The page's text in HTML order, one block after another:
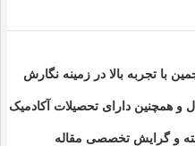
با تجربه بالا در زمینه نگارش
و همچنین دارای تحصیلات آکادمیک
و گرایش تخصصی مقاله